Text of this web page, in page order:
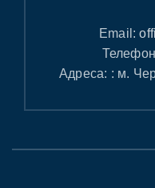
Email:
Адреса: : м.